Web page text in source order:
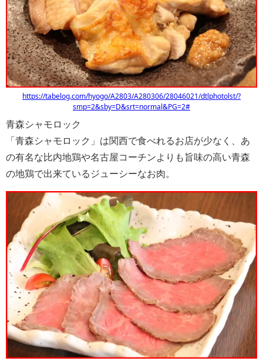
https://tabelog.com/hyogo/A2803/A280306/28046021/dtlphotolst/?
smp=2&sby=D&srt=normal&PG=2#
青森シャモロック
「青森シャモロック」は関西で食べれるお店が少なく、あ
の有名な比内地鶏や名古屋コーチンよりも旨味の高い青森
の地鶏で出来ているジューシーなお肉。